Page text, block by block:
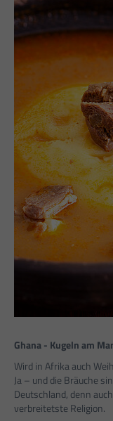
Ghana - Kugeln am
Wird in Afrika auch
Ja – und die Bräuche
Deutschland, denn
verbreitetste Religion.